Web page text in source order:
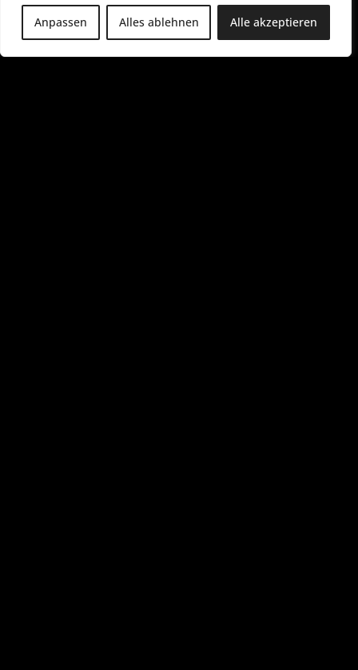
Anpassen Alles ablehnen Alle akzeptieren